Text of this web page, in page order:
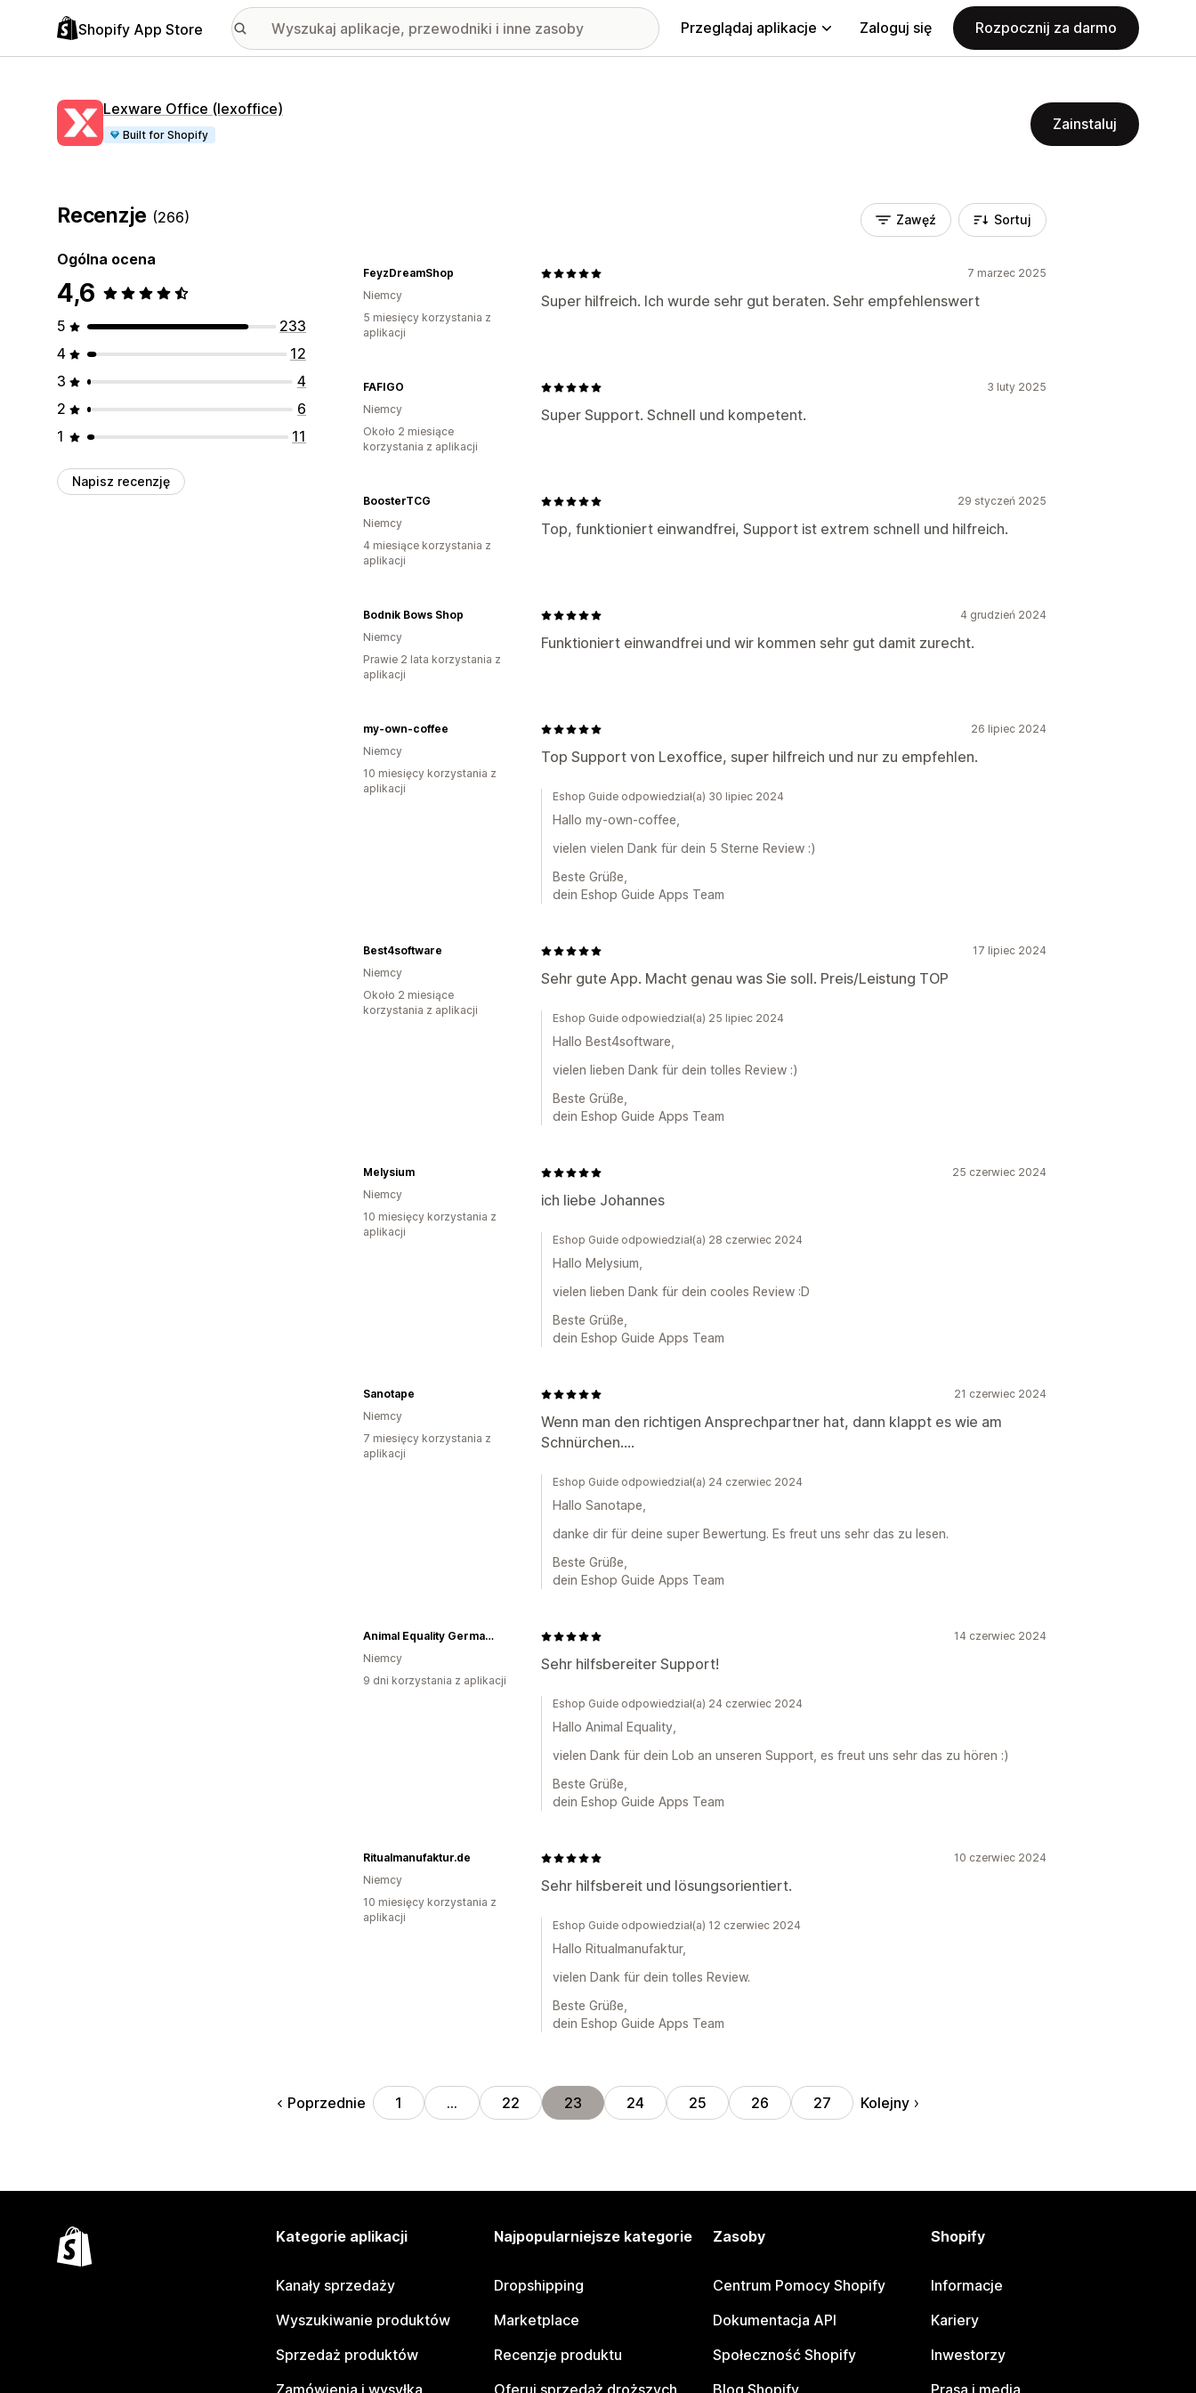
Shopify App Store Przeglądaj aplikacje Zaloguj się Rozpocznij za darmo
Lexware Office (lexoffice)
Built for Shopify
Zainstaluj
Recenzje (266)
Ogólna ocena
4,6
5
233
4
12
3
4
2
6
1
11
Napisz recenzję
Zawęź Sortuj
7 marzec 2025
Super hilfreich. Ich wurde sehr gut beraten. Sehr empfehlenswert
FeyzDreamShop
Niemcy
5 miesięcy korzystania z
aplikacji
3 luty 2025
Super Support. Schnell und kompetent.
FAFIGO
Niemcy
Około 2 miesiące
korzystania z aplikacji
29 styczeń 2025
Top, funktioniert einwandfrei, Support ist extrem schnell und hilfreich.
BoosterTCG
Niemcy
4 miesiące korzystania z
aplikacji
4 grudzień 2024
Funktioniert einwandfrei und wir kommen sehr gut damit zurecht.
Bodnik Bows Shop
Niemcy
Prawie 2 lata korzystania z
aplikacji
26 lipiec 2024
Top Support von Lexoffice, super hilfreich und nur zu empfehlen.
my-own-coffee
Niemcy
10 miesięcy korzystania z
aplikacji
Eshop Guide odpowiedział(a) 30 lipiec 2024
Hallo my-own-coffee,
vielen vielen Dank für dein 5 Sterne Review :)
Beste Grüße,
dein Eshop Guide Apps Team
17 lipiec 2024
Sehr gute App. Macht genau was Sie soll. Preis/Leistung TOP
Best4software
Niemcy
Około 2 miesiące
korzystania z aplikacji
Eshop Guide odpowiedział(a) 25 lipiec 2024
Hallo Best4software,
vielen lieben Dank für dein tolles Review :)
Beste Grüße,
dein Eshop Guide Apps Team
25 czerwiec 2024
ich liebe Johannes
Melysium
Niemcy
10 miesięcy korzystania z
aplikacji
Eshop Guide odpowiedział(a) 28 czerwiec 2024
Hallo Melysium,
vielen lieben Dank für dein cooles Review :D
Beste Grüße,
dein Eshop Guide Apps Team
21 czerwiec 2024
Wenn man den richtigen Ansprechpartner hat, dann klappt es wie am
Schnürchen....
Sanotape
Niemcy
7 miesięcy korzystania z
aplikacji
Eshop Guide odpowiedział(a) 24 czerwiec 2024
Hallo Sanotape,
danke dir für deine super Bewertung. Es freut uns sehr das zu lesen.
Beste Grüße,
dein Eshop Guide Apps Team
14 czerwiec 2024
Sehr hilfsbereiter Support!
Animal Equality Germany Online Shop
Niemcy
9 dni korzystania z aplikacji
Eshop Guide odpowiedział(a) 24 czerwiec 2024
Hallo Animal Equality,
vielen Dank für dein Lob an unseren Support, es freut uns sehr das zu hören :)
Beste Grüße,
dein Eshop Guide Apps Team
10 czerwiec 2024
Sehr hilfsbereit und lösungsorientiert.
Ritualmanufaktur.de
Niemcy
10 miesięcy korzystania z
aplikacji
Eshop Guide odpowiedział(a) 12 czerwiec 2024
Hallo Ritualmanufaktur,
vielen Dank für dein tolles Review.
Beste Grüße,
dein Eshop Guide Apps Team
Poprzednie 1 … 22 23 24 25 26 27 Kolejny
Kategorie aplikacji
Kanały sprzedaży
Wyszukiwanie produktów
Sprzedaż produktów
Zamówienia i wysyłka
Najpopularniejsze kategorie
Dropshipping
Marketplace
Recenzje produktu
Oferuj sprzedaż droższych
Zasoby
Centrum Pomocy Shopify
Dokumentacja API
Społeczność Shopify
Blog Shopify
Shopify
Informacje
Kariery
Inwestorzy
Prasa i media